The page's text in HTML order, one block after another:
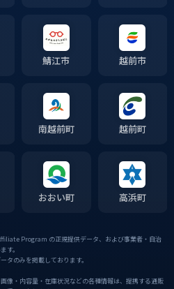
鯖江市 越前市
南越前町 越前町
おおい町 高浜町
Program の正規提供データ、および事業者・自治
す。
タのみを掲載しております。
像・内容量・在庫状況などの各種情報は、提携する通販